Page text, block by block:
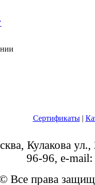
Сертификаты|
Кулакова
96-96, e-
Все права